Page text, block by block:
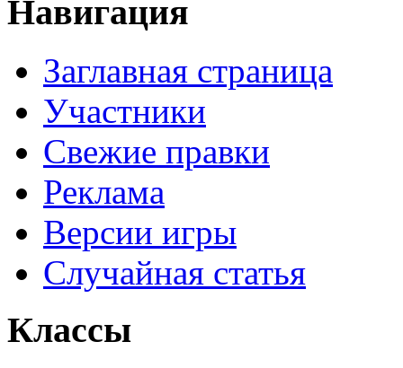
Навигация
Заглавная страница
Участники
Свежие правки
Реклама
Версии игры
Случайная статья
Классы